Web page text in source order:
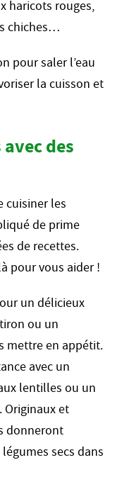
haricots rouges,
chiches…
pour saler l’eau
la cuisson et
des
cuisiner les
de prime
de recettes.
pour vous aider !
un délicieux
ou un
mettre en appétit.
avec un
lentilles ou un
Originaux et
donneront
secs dans